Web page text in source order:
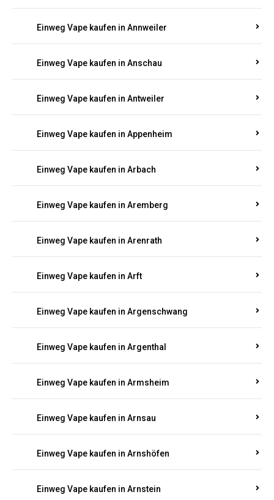
Einweg Vape kaufen in Anschau
Einweg Vape kaufen in Antweiler
Einweg Vape kaufen in Appenheim
Einweg Vape kaufen in Arbach
Einweg Vape kaufen in Aremberg
Einweg Vape kaufen in Arenrath
Einweg Vape kaufen in Arft
Einweg Vape kaufen in Argenschwang
Einweg Vape kaufen in Argenthal
Einweg Vape kaufen in Armsheim
Einweg Vape kaufen in Arnsau
Einweg Vape kaufen in Arnshöfen
Einweg Vape kaufen in Arnstein
Einweg Vape kaufen in Artamhof